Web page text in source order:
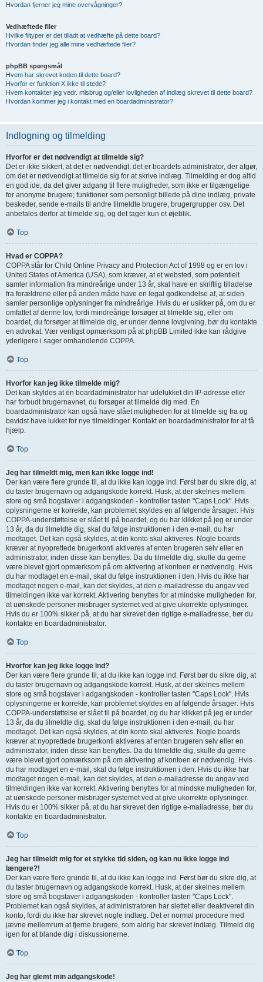
Hvordan fjerner jeg mine overvågninger?
Vedhæftede filer
Hvilke filtyper er det tilladt at vedhæfte på dette board?
Hvordan finder jeg alle mine vedhæftede filer?
phpBB spørgsmål
Hvem har skrevet koden til dette board?
Hvorfor er funktion X ikke til stede?
Hvem kontakter jeg vedr. misbrug og/eller lovligheden af indlæg skrevet til dette board?
Hvordan kommer jeg i kontakt med en boardadministrator?
Indlogning og tilmelding
Hvorfor er det nødvendigt at tilmelde sig?
Det er ikke sikkert, at det er nødvendigt; det er boardets administrator, der afgør,
om det er nødvendigt at tilmelde sig for at skrive indlæg. Tilmelding er dog altid
en god ide, da det giver adgang til flere muligheder, som ikke er tilgængelige
for anonyme brugere; funktioner som personligt billede på dine indlæg, private
beskeder, sende e-mails til andre tilmeldte brugere, brugergrupper osv. Det
anbefales derfor at tilmelde sig, og det tager kun et øjeblik.
Top
Hvad er COPPA?
COPPA står for Child Online Privacy and Protection Act of 1998 og er en lov i
United States of America (USA), som kræver, at et websted, som potentielt
samler information fra mindreårige under 13 år, skal have en skriftlig tilladelse
fra forældrene eller på anden måde have en legal godkendelse af, at siden
samler personlige oplysninger fra mindreårige. Hvis du er usikker på, om du er
omfattet af denne lov, fordi mindreårige forsøger at tilmelde sig, eller om
boardet, du forsøger at tilmelde dig, er under denne lovgivning, bør du kontakte
en advokat. Vær venligst opmærksom på at phpBB Limited ikke kan rådgive
yderligere i sager omhandlende COPPA.
Top
Hvorfor kan jeg ikke tilmelde mig?
Det kan skyldes at en boardadministrator har udelukket din IP-adresse eller
har forbudt brugernavnet, du forsøger at tilmelde dig med. En
boardadministrator kan også have slået muligheden for at tilmelde sig fra og
bevidst have lukket for nye tilmeldinger. Kontakt en boardadministrator for at få
hjælp.
Top
Jeg har tilmeldt mig, men kan ikke logge ind!
Der kan være flere grunde til, at du ikke kan logge ind. Først bør du sikre dig, at
du taster brugernavn og adgangskode korrekt. Husk, at der skelnes mellem
store og små bogstaver i adgangskoden - kontroller tasten "Caps Lock". Hvis
oplysningerne er korrekte, kan problemet skyldes en af følgende årsager: Hvis
COPPA-understøttelse er slået til på boardet, og du har klikket på jeg er under
13 år, da du tilmeldte dig, skal du følge instruktionen i den e-mail, du har
modtaget. Det kan også skyldes, at din konto skal aktiveres. Nogle boards
kræver at nyoprettede brugerkonti aktiveres af enten brugeren selv eller en
administrator, inden disse kan benyttes. Da du tilmeldte dig, skulle du gerne
være blevet gjort opmærksom på om aktivering af kontoen er nødvendig. Hvis
du har modtaget en e-mail, skal du følge instruktionen i den. Hvis du ikke har
modtaget nogen e-mail, kan det skyldes, at den e-mailadresse du angav ved
tilmeldingen ikke var korrekt. Aktivering benyttes for at mindske muligheden for,
at uønskede personer misbruger systemet ved at give ukorrekte oplysninger.
Hvis du er 100% sikker på, at du har skrevet den rigtige e-mailadresse, bør du
kontakte en boardadministrator.
Top
Hvorfor kan jeg ikke logge ind?
Der kan være flere grunde til, at du ikke kan logge ind. Først bør du sikre dig, at
du taster brugernavn og adgangskode korrekt. Husk, at der skelnes mellem
store og små bogstaver i adgangskoden - kontroller tasten "Caps Lock". Hvis
oplysningerne er korrekte, kan problemet skyldes en af følgende årsager: Hvis
COPPA-understøttelse er slået til på boardet, og du har klikket på jeg er under
13 år, da du tilmeldte dig, skal du følge instruktionen i den e-mail, du har
modtaget. Det kan også skyldes, at din konto skal aktiveres. Nogle boards
kræver at nyoprettede brugerkonti aktiveres af enten brugeren selv eller en
administrator, inden disse kan benyttes. Da du tilmeldte dig, skulle du gerne
være blevet gjort opmærksom på om aktivering af kontoen er nødvendig. Hvis
du har modtaget en e-mail, skal du følge instruktionen i den. Hvis du ikke har
modtaget nogen e-mail, kan det skyldes, at den e-mailadresse du angav ved
tilmeldingen ikke var korrekt. Aktivering benyttes for at mindske muligheden for,
at uønskede personer misbruger systemet ved at give ukorrekte oplysninger.
Hvis du er 100% sikker på, at du har skrevet den rigtige e-mailadresse, bør du
kontakte en boardadministrator.
Top
Jeg har tilmeldt mig for et stykke tid siden, og kan nu ikke logge ind
længere?!
Der kan være flere grunde til, at du ikke kan logge ind. Først bør du sikre dig, at
du taster brugernavn og adgangskode korrekt. Husk, at der skelnes mellem
store og små bogstaver i adgangskoden - kontroller tasten "Caps Lock".
Problemet kan også skyldes, at administratoren har slettet eller deaktiveret din
konto, fordi du ikke har skrevet nogle indlæg. Det er normal procedure med
jævne mellemrum at fjerne brugere, som aldrig har skrevet indlæg. Tilmeld dig
igen for at blande dig i diskussionerne.
Top
Jeg har glemt min adgangskode!